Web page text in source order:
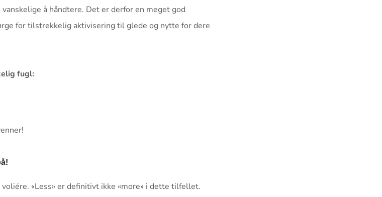
å håndtere. Det er derfor en meget god
for tilstrekkelig aktivisering til glede og nytte for dere
fugl:
«Less» er definitivt ikke «more» i dette tilfellet.